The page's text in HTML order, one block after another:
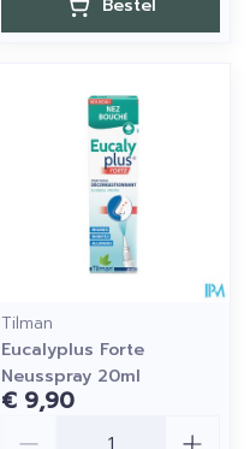
Bestel
Tilman
Eucalyplus Forte
Neusspray 20ml
€ 9,90